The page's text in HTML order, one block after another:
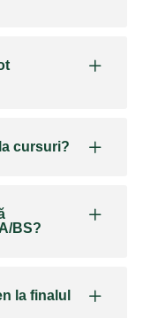
cursuri?
BS?
la finalul